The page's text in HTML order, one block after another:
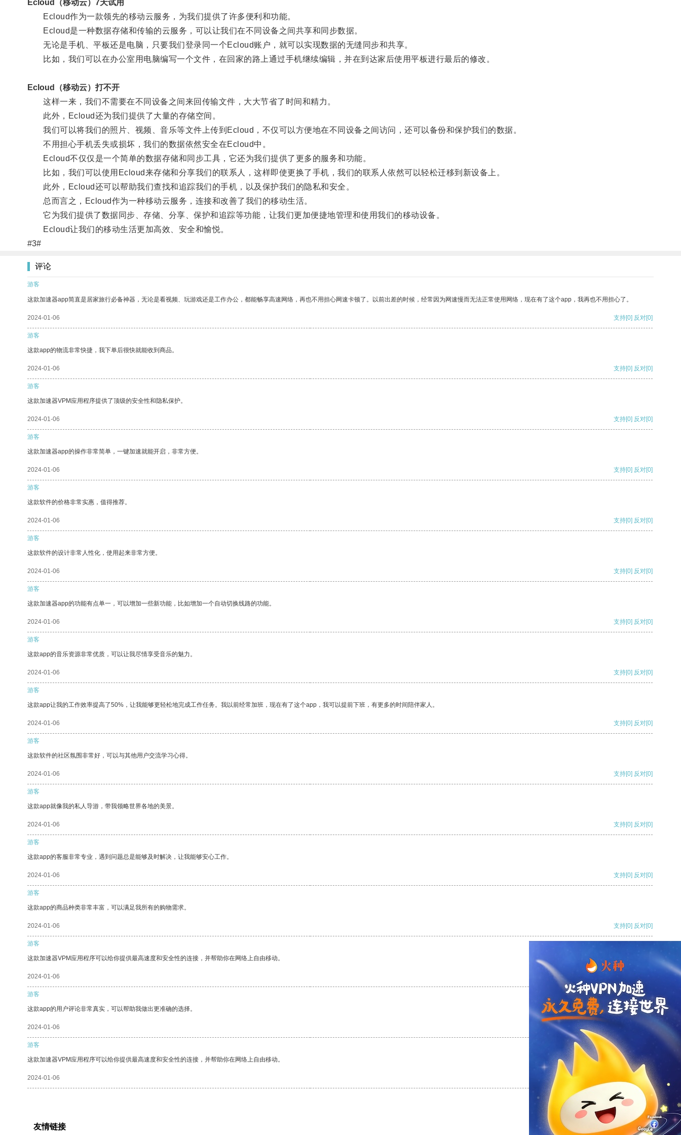
Ecloud（移动云）7天试用
Ecloud作为一款领先的移动云服务，为我们提供了许多便利和功能。
Ecloud是一种数据存储和传输的云服务，可以让我们在不同设备之间共享和同步数据。
无论是手机、平板还是电脑，只要我们登录同一个Ecloud账户，就可以实现数据的无缝同步和共享。
比如，我们可以在办公室用电脑编写一个文件，在回家的路上通过手机继续编辑，并在到达家后使用平板进行最后的修改。
Ecloud（移动云）打不开
这样一来，我们不需要在不同设备之间来回传输文件，大大节省了时间和精力。
此外，Ecloud还为我们提供了大量的存储空间。
我们可以将我们的照片、视频、音乐等文件上传到Ecloud，不仅可以方便地在不同设备之间访问，还可以备份和保护我们的数据。
不用担心手机丢失或损坏，我们的数据依然安全在Ecloud中。
Ecloud不仅仅是一个简单的数据存储和同步工具，它还为我们提供了更多的服务和功能。
比如，我们可以使用Ecloud来存储和分享我们的联系人，这样即使更换了手机，我们的联系人依然可以轻松迁移到新设备上。
此外，Ecloud还可以帮助我们查找和追踪我们的手机，以及保护我们的隐私和安全。
总而言之，Ecloud作为一种移动云服务，连接和改善了我们的移动生活。
它为我们提供了数据同步、存储、分享、保护和追踪等功能，让我们更加便捷地管理和使用我们的移动设备。
Ecloud让我们的移动生活更加高效、安全和愉悦。
#3#
评论
游客
这款加速器app简直是居家旅行必备神器，无论是看视频、玩游戏还是工作办公，都能畅享高速网络，再也不用担心网速卡顿了。以前出差的时候，经常因为网速慢而无法正常使用网络，现在有了这个app，我再也不用担心了。
2024-01-06 支持[0] 反对[0]
游客
这款app的物流非常快捷，我下单后很快就能收到商品。
2024-01-06 支持[0] 反对[0]
游客
这款加速器VPM应用程序提供了顶级的安全性和隐私保护。
2024-01-06 支持[0] 反对[0]
游客
这款加速器app的操作非常简单，一键加速就能开启，非常方便。
2024-01-06 支持[0] 反对[0]
游客
这款软件的价格非常实惠，值得推荐。
2024-01-06 支持[0] 反对[0]
游客
这款软件的设计非常人性化，使用起来非常方便。
2024-01-06 支持[0] 反对[0]
游客
这款加速器app的功能有点单一，可以增加一些新功能，比如增加一个自动切换线路的功能。
2024-01-06 支持[0] 反对[0]
游客
这款app的音乐资源非常优质，可以让我尽情享受音乐的魅力。
2024-01-06 支持[0] 反对[0]
游客
这款app让我的工作效率提高了50%，让我能够更轻松地完成工作任务。我以前经常加班，现在有了这个app，我可以提前下班，有更多的时间陪伴家人。
2024-01-06 支持[0] 反对[0]
游客
这款软件的社区氛围非常好，可以与其他用户交流学习心得。
2024-01-06 支持[0] 反对[0]
游客
这款app就像我的私人导游，带我领略世界各地的美景。
2024-01-06 支持[0] 反对[0]
游客
这款app的客服非常专业，遇到问题总是能够及时解决，让我能够安心工作。
2024-01-06 支持[0] 反对[0]
游客
这款app的商品种类非常丰富，可以满足我所有的购物需求。
2024-01-06 支持[0] 反对[0]
游客
这款加速器VPM应用程序可以给你提供最高速度和安全性的连接，并帮助你在网络上自由移动。
2024-01-06
游客
这款app的用户评论非常真实，可以帮助我做出更准确的选择。
2024-01-06 反对
游客
这款加速器VPM应用程序可以给你提供最高速度和安全性的连接，并帮助你在网络上自由移动。
2024-01-06 反对[0]
友情链接